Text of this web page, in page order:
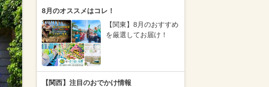
8月のオススメはコレ！
【関東】8月のおすすめ
を厳選してお届け！
【関西】注目のおでかけ情報